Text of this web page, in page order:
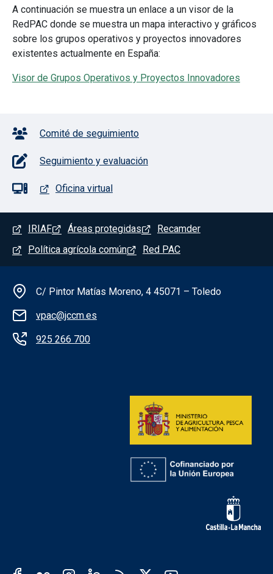
A continuación se muestra un enlace a un visor de la
RedPAC donde se muestra un mapa interactivo y gráficos
sobre los grupos operativos y proyectos innovadores
existentes actualmente en España:
Visor de Grupos Operativos y Proyectos Innovadores
Pie de página con iconos
Comité de seguimiento
Seguimiento y evaluación
Oficina virtual
Menú del pie
IRIAF Áreas protegidas
Recamder
Política agrícola común
Red PAC
Información de la institución
C/ Pintor Matías Moreno, 4 45071 – Toledo
vpac@jccm.es
925 266 700